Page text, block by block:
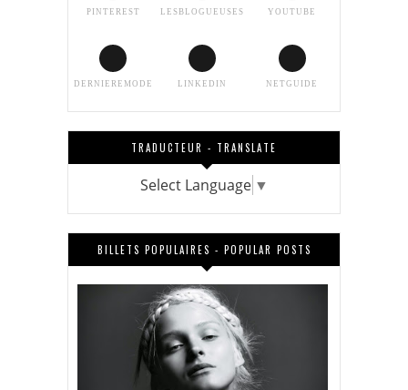
PINTEREST LESBLOGUEUSES YOUTUBE
DERNIEREMODE LINKEDIN NETGUIDE
TRADUCTEUR - TRANSLATE
Select Language ▼
BILLETS POPULAIRES - POPULAR POSTS